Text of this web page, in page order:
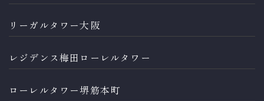
リーガルタワー大阪
レジデンス梅田ローレルタワー
ローレルタワー堺筋本町